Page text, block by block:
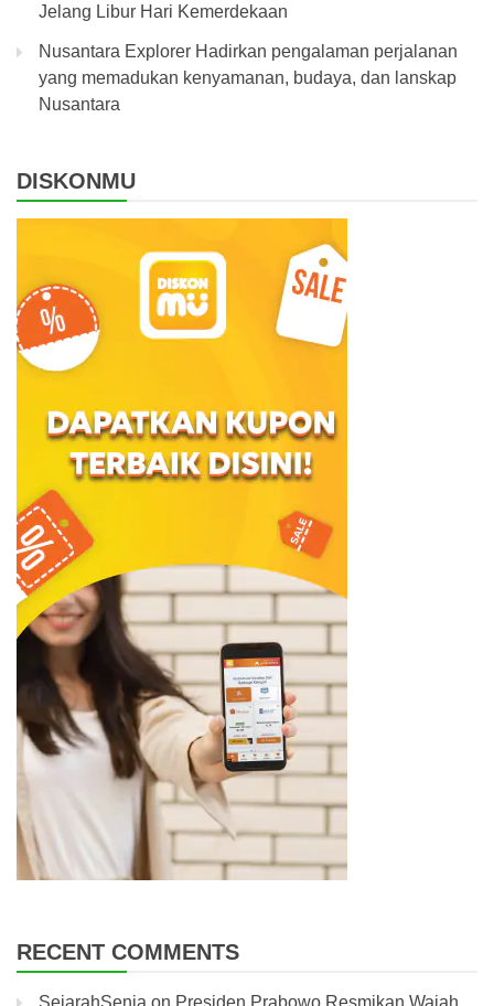
Jelang Libur Hari Kemerdekaan
Nusantara Explorer Hadirkan pengalaman perjalanan
yang memadukan kenyamanan, budaya, dan lanskap
Nusantara
DISKONMU
RECENT COMMENTS
SejarahSenja on Presiden Prabowo Resmikan Wajah